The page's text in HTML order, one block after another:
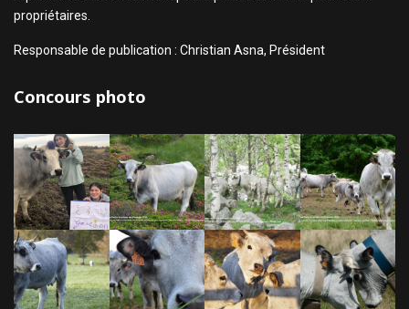
propriétaires.
Responsable de publication : Christian Asna, Président
Concours photo